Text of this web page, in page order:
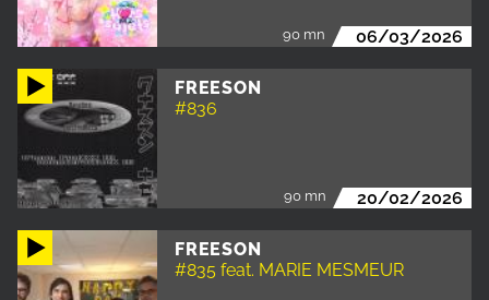
90 mn 06/03/2026
FREESON
#836
90 mn 20/02/2026
FREESON
#835 feat. MARIE MESMEUR